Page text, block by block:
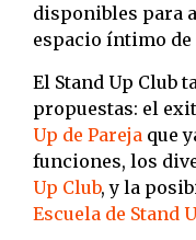
disponibles para
espacio íntimo de
El Stand Up Club
propuestas: el
Up de Pareja que
funciones, los
Up Club, y la
Escuela de Stand